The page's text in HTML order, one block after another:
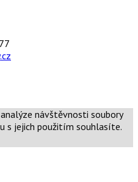
návštěvnosti soubory
s jejich použitím souhlasíte.